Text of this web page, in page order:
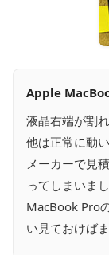
Apple
液晶右端が割
他は正常に動い
メーカーで見
ってしまいま
MacBook Pro
い見ておけば